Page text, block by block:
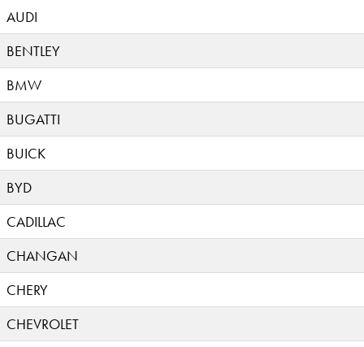
AUDI
BENTLEY
BMW
BUGATTI
BUICK
BYD
CADILLAC
CHANGAN
CHERY
CHEVROLET